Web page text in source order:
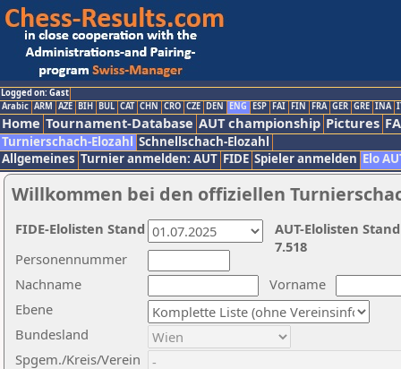
Logged on: Gast
Arabic ARM AZE BIH BUL CAT CHN CRO CZE DEN ENG ESP FAI FIN FRA GER GRE INA
Home Tournament-Database AUT championship Pictures
Turnierschach-Elozahl Schnellschach-Elozahl
Allgemeines Turnier anmelden: AUT FIDE Spieler anmelden Elo
Willkommen bei den offiziellen
Nachname
Vorname
Ebene
Personennummer
Bundesland
Spgem./Kreis/Verein
AUT-Elolisten
7.518
FIDE-Elolisten Stand